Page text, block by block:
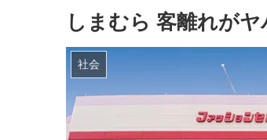
しまむら 客離れが
社会